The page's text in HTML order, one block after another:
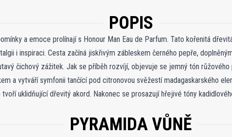
POPIS
a emoce prolínají s Honour Man Eau de Parfum. Tato kořenitá
i inspiraci. Cesta začíná jiskřivým zábleskem černého pepře,
čichový zážitek. Jak se příběh rozvíjí, objevuje se jemný tón
a vytváří symfonii tančící pod citronovou svěžestí madagaskarského
uklidňující dřevitý akord. Nakonec se prosazují hřejivé tóny
letech odloučení.
PYRAMIDA VŮNĚ